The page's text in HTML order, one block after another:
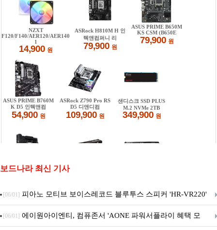
보드나라 최신 기사
[06/01] 피아노 모티브 보이스레코드 블루투스 스피커 'HR-VR220'
출시
[06/01] 에이원아이엔티, 컴퓨존서 'AONE 파워서플라이 혜택 모